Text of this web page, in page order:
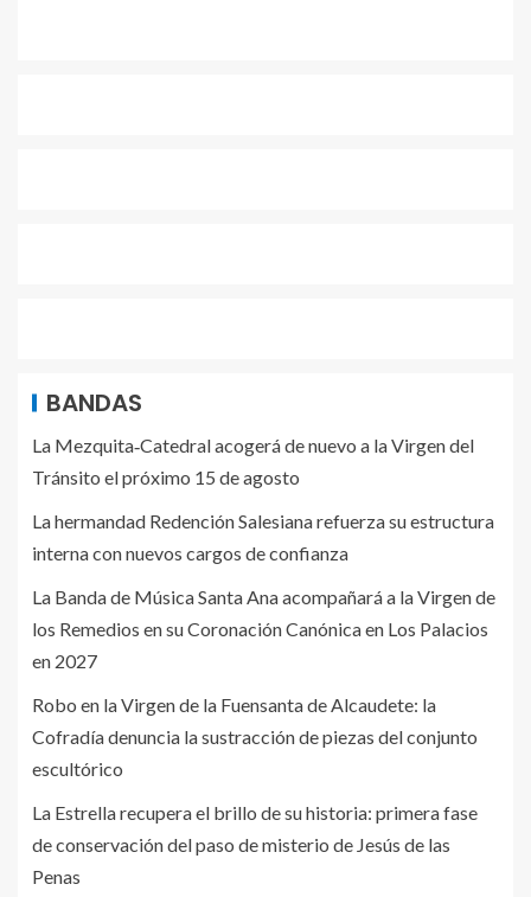
BANDAS
La Mezquita‑Catedral acogerá de nuevo a la Virgen del
Tránsito el próximo 15 de agosto
La hermandad Redención Salesiana refuerza su estructura
interna con nuevos cargos de confianza
La Banda de Música Santa Ana acompañará a la Virgen de
los Remedios en su Coronación Canónica en Los Palacios
en 2027
Robo en la Virgen de la Fuensanta de Alcaudete: la
Cofradía denuncia la sustracción de piezas del conjunto
escultórico
La Estrella recupera el brillo de su historia: primera fase
de conservación del paso de misterio de Jesús de las
Penas